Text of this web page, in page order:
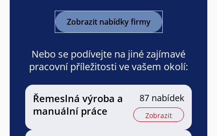
Zobrazit nabídky firmy
Nebo se podívejte na jiné zajímavé
pracovní příležitosti ve vašem okolí:
Řemeslná výroba a
manuální práce
87 nabídek
Zobrazit